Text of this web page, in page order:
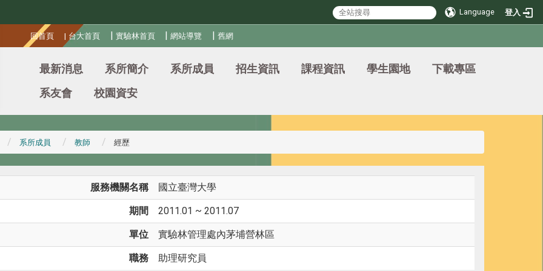
Language 登入
回首頁 | 台大首頁 | 實驗林首頁 |網站導覽 |舊網
最新消息 系所簡介 系所成員 招生資訊 課程資訊 學生園地
下載專區
系友會
校園資安
系所成員 教師 經歷
服務機關名稱 國立臺灣大學
期間 2011.01 ~ 2011.07
單位 實驗林管理處內茅埔營林區
職務 助理研究員